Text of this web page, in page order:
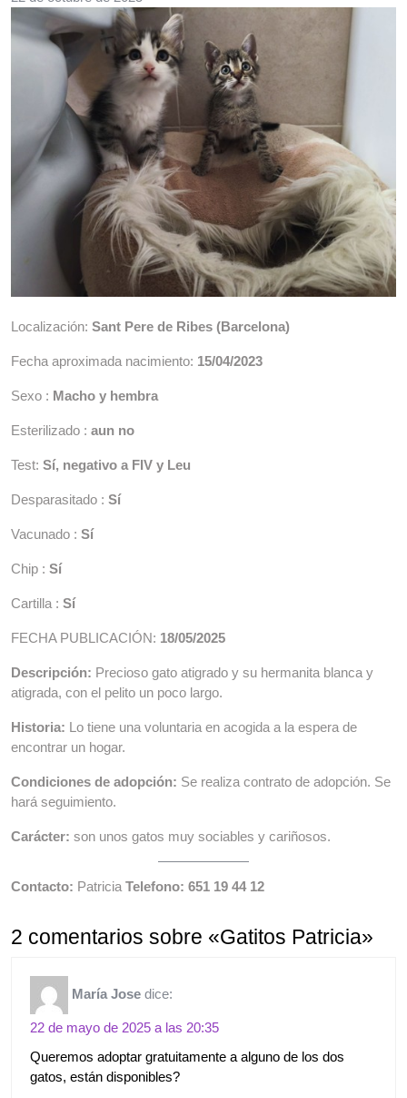
Localización: Sant Pere de Ribes (Barcelona)
Fecha aproximada nacimiento: 15/04/2023
Sexo : Macho y hembra
Esterilizado : aun no
Test: Sí, negativo a FIV y Leu
Desparasitado : Sí
Vacunado : Sí
Chip : Sí
Cartilla : Sí
FECHA PUBLICACIÓN: 18/05/2025
Descripción: Precioso gato atigrado y su hermanita blanca y
atigrada, con el pelito un poco largo.
Historia: Lo tiene una voluntaria en acogida a la espera de
encontrar un hogar.
Condiciones de adopción: Se realiza contrato de adopción. Se
hará seguimiento.
Carácter: son unos gatos muy sociables y cariñosos.
Contacto: PatriciaTelefono: 651 19 44 12
2 comentarios sobre «Gatitos Patricia»
María Jose dice:
22 de mayo de 2025 a las 20:35
Queremos adoptar gratuitamente a alguno de los dos
gatos, están disponibles?